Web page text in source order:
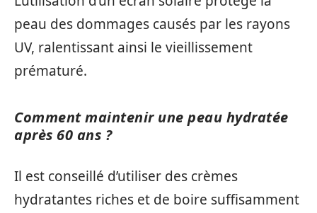
peau des dommages causés par les rayons
UV, ralentissant ainsi le vieillissement
prématuré.
Comment maintenir une peau hydratée
après 60 ans ?
Il est conseillé d’utiliser des crèmes
hydratantes riches et de boire suffisamment